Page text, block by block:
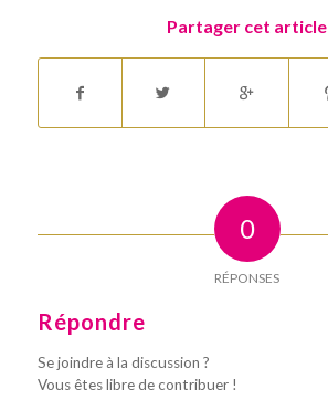
Partager cet article
0
RÉPONSES
Répondre
Se joindre à la discussion ?
Vous êtes libre de contribuer !